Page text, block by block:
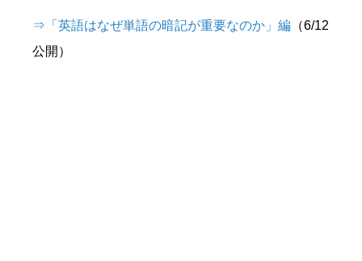
⇒「英語はなぜ単語の暗記が重要なのか」編 （6/12
公開）